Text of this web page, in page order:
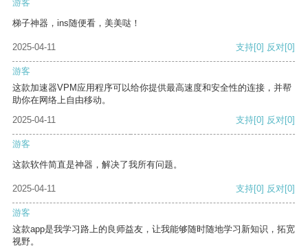
游客
梯子神器，ins随便看，美美哒！
2025-04-11 支持[0] 反对[0]
游客
这款加速器VPM应用程序可以给你提供最高速度和安全性的连接，并帮
助你在网络上自由移动。
2025-04-11
支持[0] 反对[0]
游客
这款软件简直是神器，解决了我所有问题。
2025-04-11 支持[0] 反对[0]
游客
这款app是我学习路上的良师益友，让我能够随时随地学习新知识，拓宽
视野。